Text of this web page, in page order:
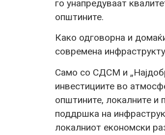
го унапредуваат
општините.
Како одговорна и
современа
Само со СДСМ и
инвестициите во
општините, локалните и
поддршка на
локалниот економски